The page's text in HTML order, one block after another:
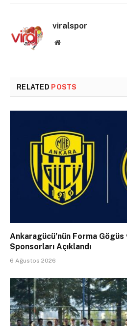
viralspor
Website
RELATED POSTS
Ankaragücü’nün Forma Gögüs
Sponsorları Açıklandı
6 Ağustos 2026